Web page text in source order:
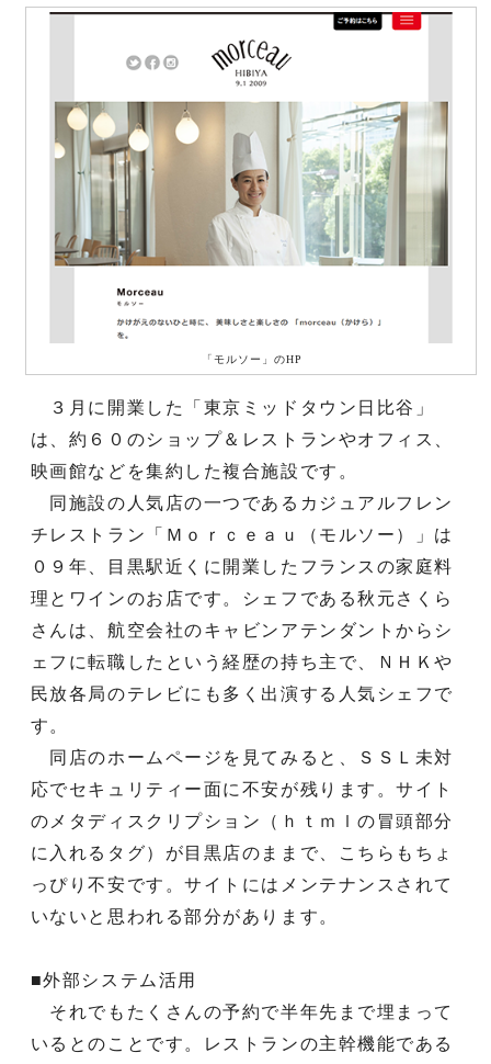
「モルソー」のHP
３月に開業した「東京ミッドタウン日比谷」
は、約６０のショップ＆レストランやオフィス、
映画館などを集約した複合施設です。
同施設の人気店の一つであるカジュアルフレン
チレストラン「Ｍｏｒｃｅａｕ（モルソー）」は
０９年、目黒駅近くに開業したフランスの家庭料
理とワインのお店です。シェフである秋元さくら
さんは、航空会社のキャビンアテンダントからシ
ェフに転職したという経歴の持ち主で、ＮＨＫや
民放各局のテレビにも多く出演する人気シェフで
す。
同店のホームページを見てみると、ＳＳＬ未対
応でセキュリティー面に不安が残ります。サイト
のメタディスクリプション（ｈｔｍｌの冒頭部分
に入れるタグ）が目黒店のままで、こちらもちょ
っぴり不安です。サイトにはメンテナンスされて
いないと思われる部分があります。
■外部システム活用
それでもたくさんの予約で半年先まで埋まって
いるとのことです。レストランの主幹機能である